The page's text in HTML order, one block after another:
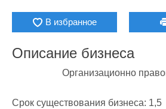
В избранное
Описание бизнеса
Срок существования бизнеса: 1,5